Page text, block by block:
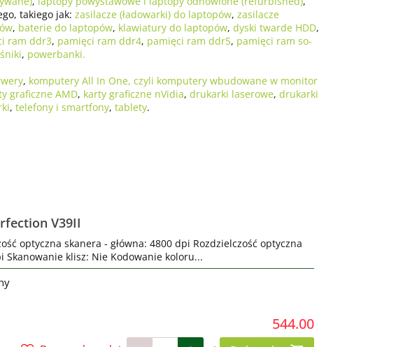
takiego jak: zasilacze (ładowarki) do laptopów, zasilacze
, baterie do laptopów, klawiatury do laptopów, dyski twarde HDD,
ram ddr3, pamięci ram ddr4, pamięci ram ddr5, pamięci ram so-
, powerbanki.
, komputery All In One, czyli komputery wbudowane w monitor
graficzne AMD, karty graficzne nVidia, drukarki laserowe, drukarki
, telefony i smartfony, tablety.
V39II
optyczna skanera - główna: 4800 dpi Rozdzielczość optyczna
Skanowanie klisz: Nie Kodowanie koloru...
544.00